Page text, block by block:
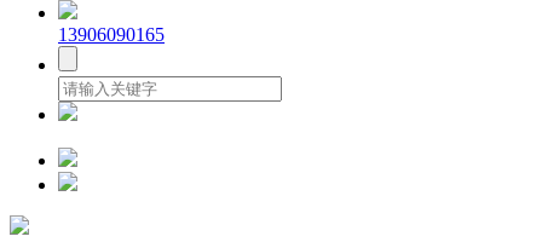
13906090165